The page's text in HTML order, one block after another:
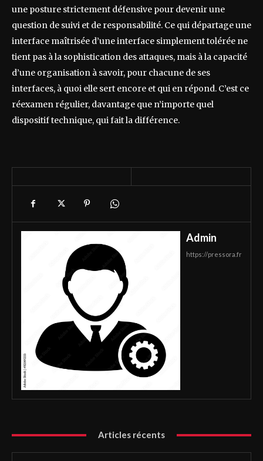
une posture strictement défensive pour devenir une
question de suivi et de responsabilité. Ce qui départage une
interface maîtrisée d’une interface simplement tolérée ne
tient pas à la sophistication des attaques, mais à la capacité
d’une organisation à savoir, pour chacune de ses
interfaces, à quoi elle sert encore et qui en répond. C’est ce
réexamen régulier, davantage que n’importe quel
dispositif technique, qui fait la différence.
Admin
https://pressora.fr
Articles récents